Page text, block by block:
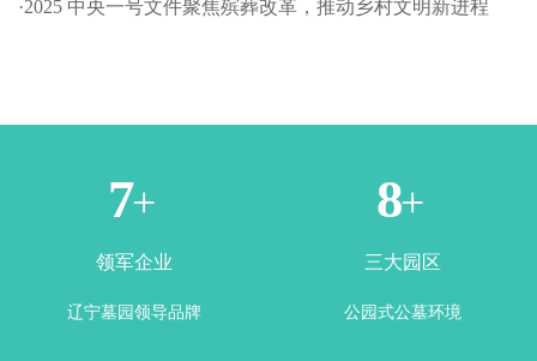
·2025 中央一号文件聚焦殡葬改革，推动乡村文明新进程
1+
领军企业
辽宁墓园领导品牌
3+
三大园区
公园式公墓环境